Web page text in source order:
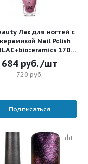
Лак для ногтей с
Nail Polish
170
code Reset 12,5 мл.
684руб. /шт
720руб.
Подписаться